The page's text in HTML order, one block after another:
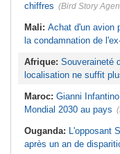
chiffres (Bird Story
Mali: Achat d'un avion
la condamnation de
Afrique: Souveraineté
localisation ne suffit
Maroc: Gianni
Mondial 2030 au pays
Ouganda: L'opposant
après un an de